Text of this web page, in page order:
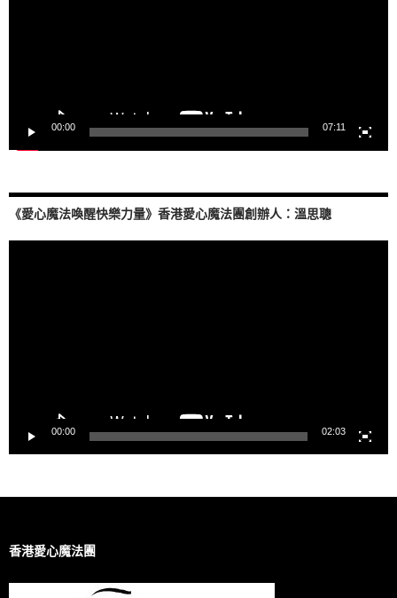
00:00 07:11
《愛心魔法喚醒快樂力量》香港愛心魔法團創辦人：溫思聰
00:00 02:03
香港愛心魔法團